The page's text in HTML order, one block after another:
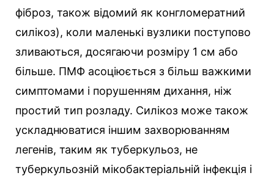
фіброз, також відомий як конгломератний
силікоз), коли маленькі вузлики поступово
зливаються, досягаючи розміру 1 см або
більше. ПМФ асоціюється з більш важкими
симптомами і порушенням дихання, ніж
простий тип розладу. Силікоз може також
ускладнюватися іншим захворюванням
легенів, таким як туберкульоз, не
туберкульозній мікобактеріальній інфекція і